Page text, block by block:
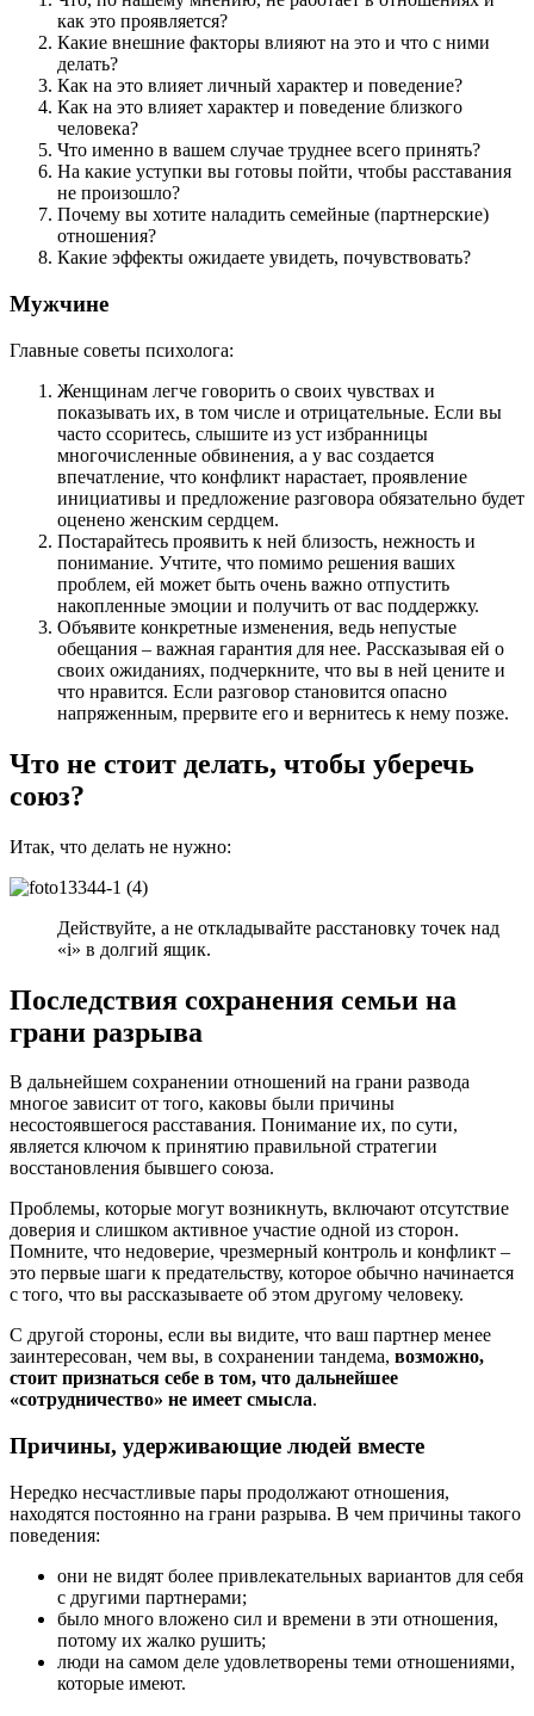
как это проявляется?
Какие внешние факторы влияют на это и что с ними
делать?
Как на это влияет личный характер и поведение?
Как на это влияет характер и поведение близкого
человека?
Что именно в вашем случае труднее всего принять?
На какие уступки вы готовы пойти, чтобы расставания
не произошло?
Почему вы хотите наладить семейные (партнерские)
отношения?
Какие эффекты ожидаете увидеть, почувствовать?
Мужчине
Главные советы психолога:
Женщинам легче говорить о своих чувствах и
показывать их, в том числе и отрицательные. Если вы
часто ссоритесь, слышите из уст избранницы
многочисленные обвинения, а у вас создается
впечатление, что конфликт нарастает, проявление
инициативы и предложение разговора обязательно будет
оценено женским сердцем.
Постарайтесь проявить к ней близость, нежность и
понимание. Учтите, что помимо решения ваших
проблем, ей может быть очень важно отпустить
накопленные эмоции и получить от вас поддержку.
Объявите конкретные изменения, ведь непустые
обещания – важная гарантия для нее. Рассказывая ей о
своих ожиданиях, подчеркните, что вы в ней цените и
что нравится. Если разговор становится опасно
напряженным, прервите его и вернитесь к нему позже.
Что не стоит делать, чтобы уберечь
союз?
Итак, что делать не нужно:
Действуйте, а не откладывайте расстановку точек над
«і» в долгий ящик.
Последствия сохранения семьи на
грани разрыва
В дальнейшем сохранении отношений на грани развода
многое зависит от того, каковы были причины
несостоявшегося расставания. Понимание их, по сути,
является ключом к принятию правильной стратегии
восстановления бывшего союза.
Проблемы, которые могут возникнуть, включают отсутствие
доверия и слишком активное участие одной из сторон.
Помните, что недоверие, чрезмерный контроль и конфликт –
это первые шаги к предательству, которое обычно начинается
с того, что вы рассказываете об этом другому человеку.
С другой стороны, если вы видите, что ваш партнер менее
заинтересован, чем вы, в сохранении тандема, возможно,
стоит признаться себе в том, что дальнейшее
«сотрудничество» не имеет смысла.
Причины, удерживающие людей вместе
Нередко несчастливые пары продолжают отношения,
находятся постоянно на грани разрыва. В чем причины такого
поведения:
они не видят более привлекательных вариантов для себя
с другими партнерами;
было много вложено сил и времени в эти отношения,
потому их жалко рушить;
люди на самом деле удовлетворены теми отношениями,
которые имеют.